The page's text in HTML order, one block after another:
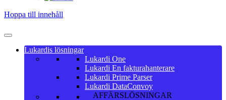
Hoppa till innehåll
Lukardis lösningar
Lukardi One
Lukardi En fakturahanterare
Lukardi Prime Parser
Lukardi DataConvoy
AFFÄRSLÖSNINGAR